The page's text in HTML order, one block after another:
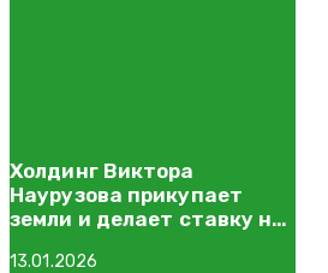
Холдинг Виктора
Наурузова прикупает
земли и делает ставку на
13.01.2026